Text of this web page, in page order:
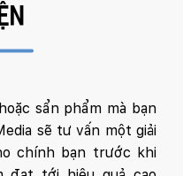
sẩn phẩm mà bạn
sẽ tư vấn một giải
chính bạn trước khi